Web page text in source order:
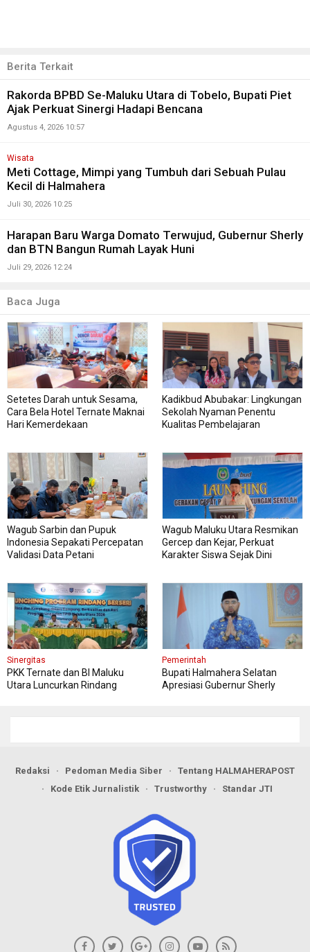
Berita Terkait
Rakorda BPBD Se-Maluku Utara di Tobelo, Bupati Piet
Ajak Perkuat Sinergi Hadapi Bencana
Agustus 4, 2026 10:57
Wisata
Meti Cottage, Mimpi yang Tumbuh dari Sebuah Pulau
Kecil di Halmahera
Juli 30, 2026 10:25
Harapan Baru Warga Domato Terwujud, Gubernur Sherly
dan BTN Bangun Rumah Layak Huni
Juli 29, 2026 12:24
Baca Juga
Setetes Darah untuk Sesama,
Cara Bela Hotel Ternate Maknai
Hari Kemerdekaan
Kadikbud Abubakar: Lingkungan
Sekolah Nyaman Penentu
Kualitas Pembelajaran
Wagub Sarbin dan Pupuk
Indonesia Sepakati Percepatan
Validasi Data Petani
Wagub Maluku Utara Resmikan
Gercep dan Kejar, Perkuat
Karakter Siswa Sejak Dini
Sinergitas
PKK Ternate dan BI Maluku
Utara Luncurkan Rindang
Pemerintah
Bupati Halmahera Selatan
Apresiasi Gubernur Sherly
Redaksi Pedoman Media Siber
Tentang HALMAHERAPOST
Kode Etik Jurnalistik
Trustworthy Standar JTI